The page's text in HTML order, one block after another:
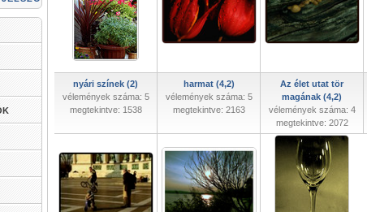
nyári színek (2)
vélemények száma: 5
megtekintve: 1538
harmat (4,2)
vélemények száma: 5
megtekintve: 2163
Az élet utat tör
magának (4,2)
vélemények száma: 4
megtekintve: 2072